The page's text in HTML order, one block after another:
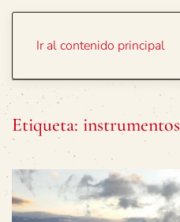
Ir al contenido principal
Etiqueta: instrumentos